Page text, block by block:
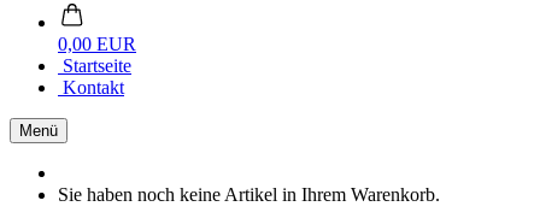
0,00 EUR
Startseite
Kontakt
Menü
Sie haben noch keine Artikel in Ihrem Warenkorb.